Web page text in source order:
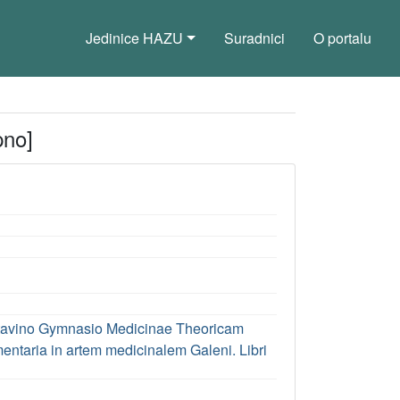
Jedinice HAZU Suradnici O portalu
Gymnasio Medicinae Theoricam
in artem medicinalem Galeni. Libri